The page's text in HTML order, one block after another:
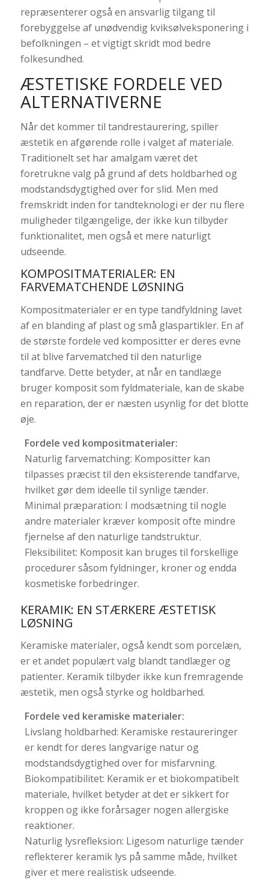
repræsenterer også en ansvarlig tilgang til
forebyggelse af unødvendig kviksølveksponering i
befolkningen – et vigtigt skridt mod bedre
folkesundhed.
ÆSTETISKE FORDELE VED
ALTERNATIVERNE
Når det kommer til tandrestaurering, spiller
æstetik en afgørende rolle i valget af materiale.
Traditionelt set har amalgam været det
foretrukne valg på grund af dets holdbarhed og
modstandsdygtighed over for slid. Men med
fremskridt inden for tandteknologi er der nu flere
muligheder tilgængelige, der ikke kun tilbyder
funktionalitet, men også et mere naturligt
udseende.
KOMPOSITMATERIALER: EN
FARVEMATCHENDE LØSNING
Kompositmaterialer er en type tandfyldning lavet
af en blanding af plast og små glaspartikler. En af
de største fordele ved kompositter er deres evne
til at blive farvematched til den naturlige
tandfarve. Dette betyder, at når en tandlæge
bruger komposit som fyldmateriale, kan de skabe
en reparation, der er næsten usynlig for det blotte
øje.
Fordele ved kompositmaterialer:
Naturlig farvematching: Kompositter kan
tilpasses præcist til den eksisterende tandfarve,
hvilket gør dem ideelle til synlige tænder.
Minimal præparation: I modsætning til nogle
andre materialer kræver komposit ofte mindre
fjernelse af den naturlige tandstruktur.
Fleksibilitet: Komposit kan bruges til forskellige
procedurer såsom fyldninger, kroner og endda
kosmetiske forbedringer.
KERAMIK: EN STÆRKERE ÆSTETISK
LØSNING
Keramiske materialer, også kendt som porcelæn,
er et andet populært valg blandt tandlæger og
patienter. Keramik tilbyder ikke kun fremragende
æstetik, men også styrke og holdbarhed.
Fordele ved keramiske materialer:
Livslang holdbarhed: Keramiske restaureringer
er kendt for deres langvarige natur og
modstandsdygtighed over for misfarvning.
Biokompatibilitet: Keramik er et biokompatibelt
materiale, hvilket betyder at det er sikkert for
kroppen og ikke forårsager nogen allergiske
reaktioner.
Naturlig lysrefleksion: Ligesom naturlige tænder
reflekterer keramik lys på samme måde, hvilket
giver et mere realistisk udseende.